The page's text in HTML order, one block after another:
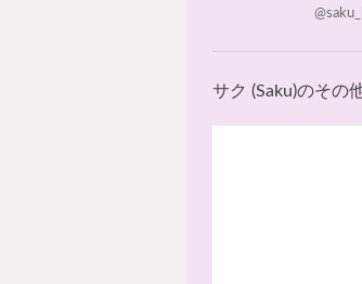
サク (Saku)のその